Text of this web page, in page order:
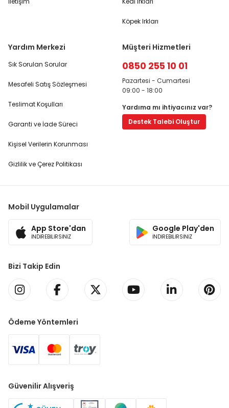
Köpek Irkları
Yardım Merkezi
Sık Sorulan Sorular
Mesafeli Satış Sözleşmesi
Teslimat Koşulları
Garanti ve İade Süreci
Kişisel Verilerin Korunması
Gizlilik ve Çerez Politikası
Müşteri Hizmetleri
0850 255 10 01
Pazartesi - Cumartesi
09:00 - 18:00
Yardıma mı ihtiyacınız var?
Destek Talebi Oluştur
Mobil Uygulamalar
App Store'dan
İNDİREBİLİRSİNİZ
Google Play'den
İNDİREBİLİRSİNİZ
Bizi Takip Edin
Ödeme Yöntemleri
Güvenilir Alışveriş